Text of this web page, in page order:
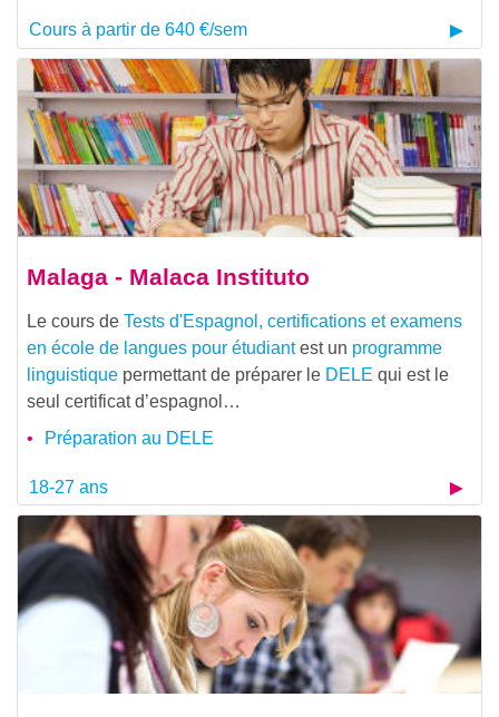
Cours à partir de 640 €/sem
Malaga - Malaca Instituto
Le cours de Tests d'Espagnol, certifications et examens
en école de langues pour étudiantest un programme
linguistique permettant de préparer le DELE qui est le
seul certificat d’espagnol…
Préparation au DELE
18-27 ans